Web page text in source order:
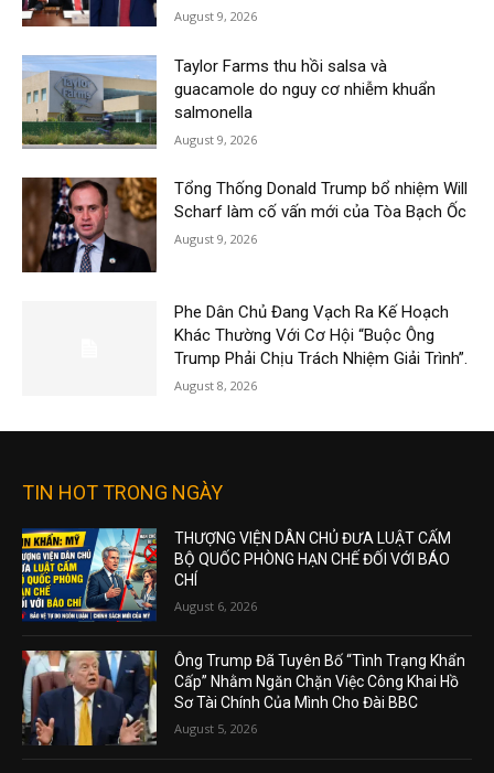
August 9, 2026
Taylor Farms thu hồi salsa và
guacamole do nguy cơ nhiễm khuẩn
salmonella
August 9, 2026
Tổng Thống Donald Trump bổ nhiệm Will
Scharf làm cố vấn mới của Tòa Bạch Ốc
August 9, 2026
Phe Dân Chủ Đang Vạch Ra Kế Hoạch
Khác Thường Với Cơ Hội “Buộc Ông
Trump Phải Chịu Trách Nhiệm Giải Trình”.
August 8, 2026
TIN HOT TRONG NGÀY
THƯỢNG VIỆN DÂN CHỦ ĐƯA LUẬT CẤM
BỘ QUỐC PHÒNG HẠN CHẾ ĐỐI VỚI BÁO
CHÍ
August 6, 2026
Ông Trump Đã Tuyên Bố “Tình Trạng Khẩn
Cấp” Nhằm Ngăn Chặn Việc Công Khai Hồ
Sơ Tài Chính Của Mình Cho Đài BBC
August 5, 2026